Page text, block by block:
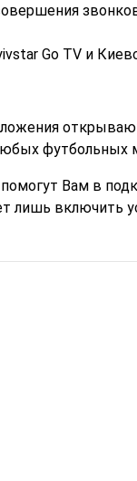
Go TV и
футбольных
Вам в
лишь включить